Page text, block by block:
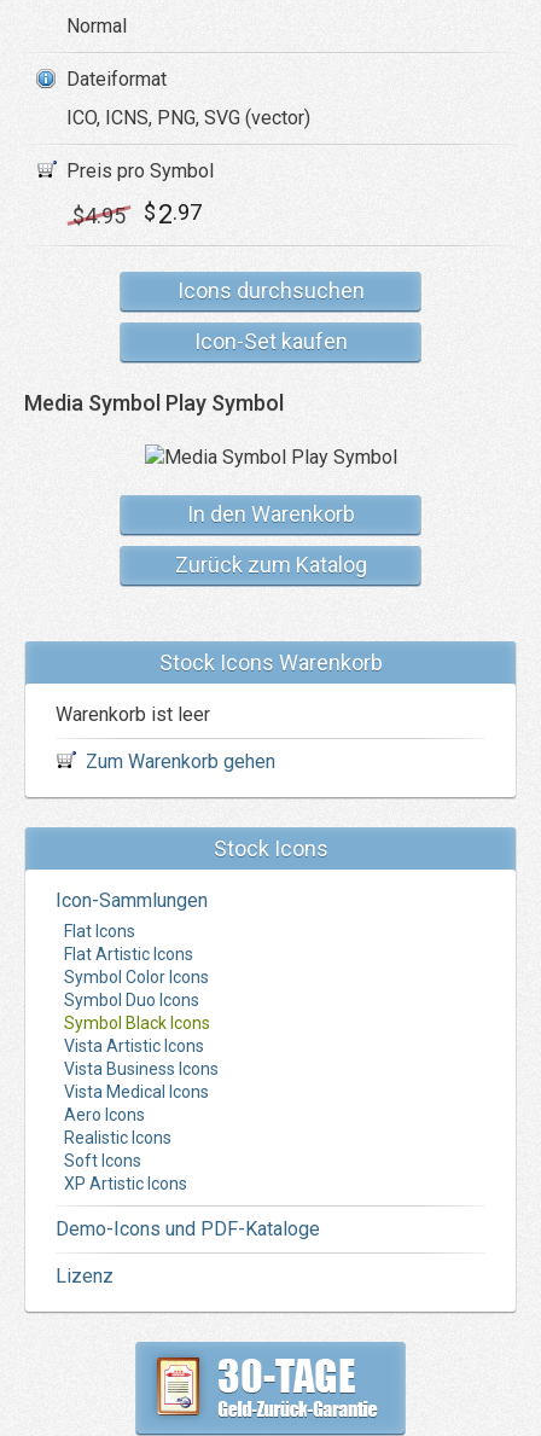
Normal
Dateiformat
ICO, ICNS, PNG, SVG (vector)
Preis pro Symbol
$4.95 $2.97
Icons durchsuchen
Icon-Set kaufen
Media Symbol Play Symbol
In den Warenkorb
Zurück zum Katalog
Stock Icons Warenkorb
Warenkorb ist leer
Zum Warenkorb gehen
Stock Icons
Icon-Sammlungen
Flat Icons
Flat Artistic Icons
Symbol Color Icons
Symbol Duo Icons
Symbol Black Icons
Vista Artistic Icons
Vista Business Icons
Vista Medical Icons
Aero Icons
Realistic Icons
Soft Icons
XP Artistic Icons
Demo-Icons und PDF-Kataloge
Lizenz